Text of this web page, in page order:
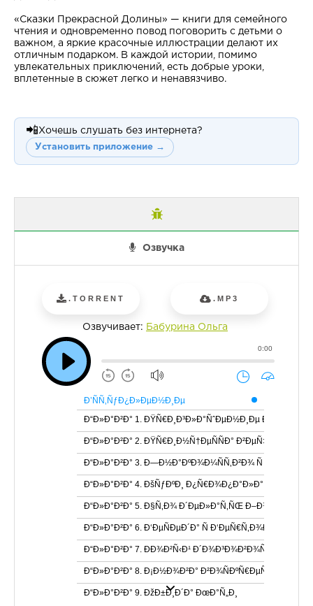
«Сказки Прекрасной Долины» — книги для семейного
чтения и одновременно повод поговорить с детьми о
важном, а яркие красочные иллюстрации делают их
отличным подарком. В каждой истории, помимо
увлекательных приключений, есть добрые уроки,
вплетенные в сюжет легко и ненавязчиво.
📲 Хочешь слушать без интернета?
Установить приложение →
Озвучка
.TORRENT .MP3
Озвучивает: Бабурина Ольга
0:00
Ð’ÑÑ‚ÑƒÐ¿Ð»ÐµÐ½Ð¸Ðµ
Ð“Ð»Ð°Ð²Ð° 1. ÐŸÑ€Ð¸Ð³Ð»Ð°ÑˆÐµÐ½Ð¸Ðµ Ð²
Ð“Ð»Ð°Ð²Ð° 2. ÐŸÑ€Ð¸Ð½Ñ†ÐµÑÑÐ°
Ð“Ð»Ð°Ð²Ð° 3. Ð—Ð½Ð°ÐºÐ¾Ð¼ÑÑ‚Ð²Ð¾ Ñ
Ð“Ð»Ð°Ð²Ð° 4. ÐšÑƒÐºÐ¸ Ð¿Ñ€Ð¾Ð¿Ð°Ð»Ð°
Ð“Ð»Ð°Ð²Ð° 5. Ð§Ñ‚Ð¾ Ð´ÐµÐ»Ð°Ñ‚ÑŒ Ð–Ð¾Ð·Ð¸
Ð“Ð»Ð°Ð²Ð° 6. Ð‘ÐµÑÐµÐ´Ð° Ñ Ð‘ÐµÑ€Ñ‚Ð¾Ð¹
Ð“Ð»Ð°Ð²Ð° 7. ÐÐ¾Ð²Ñ‹Ð¹ Ð´Ð¾Ð³Ð¾Ð²Ð¾Ñ€
Ð“Ð»Ð°Ð²Ð° 8. Ð¡Ð½Ð¾Ð²Ð°
Ð“Ð»Ð°Ð²Ð° 9. ÐžÐ±Ð¸Ð´Ð° ÐœÐ°Ñ„Ð¸